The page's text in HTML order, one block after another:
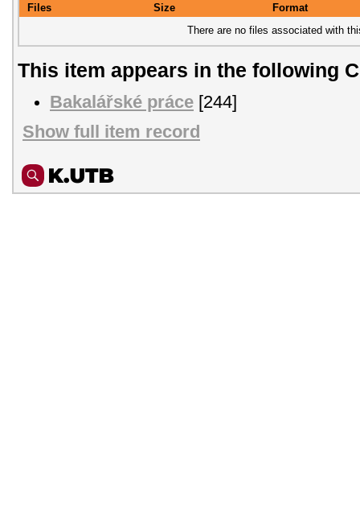
Files Size
Format
There are no files associated with
This item appears in the following
Bakalářské práce [244]
Show full item record